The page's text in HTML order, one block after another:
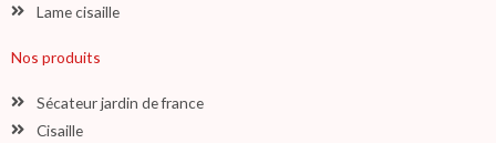
Lame cisaille
Nos produits
Sécateur jardin de france
Cisaille